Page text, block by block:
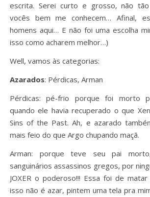
escrita. Serei curto e grosso, não
vocês bem me conhecem… Afinal,
homens aqui… E não foi uma escolha
isso como acharem melhor…)
Well, vamos às categorias:
Azarados: Pérdicas, Arman
Pérdicas: pé-frio porque foi morto
quando ele havia recuperado o que
Sins of the Past. Ah, e azarado
mais feio do que Argo chupando maçã.
Arman: porque teve seu pai
sanguinários assassinos gregos, por
JOXER o poderoso!!! Essa foi de
isso não é azar, pintem uma tela pra